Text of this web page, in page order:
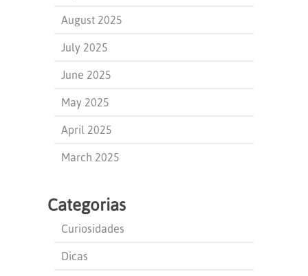
August 2025
July 2025
June 2025
May 2025
April 2025
March 2025
Categorias
Curiosidades
Dicas